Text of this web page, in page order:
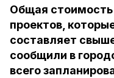
Общая
проектов,
составляет
сообщили в
всего